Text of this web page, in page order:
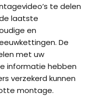
te delen
laatste
en
De
met uw
informatie hebben
verzekerd kunnen
montage.